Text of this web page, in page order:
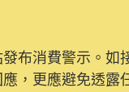
布消費警示。
，更應避免透